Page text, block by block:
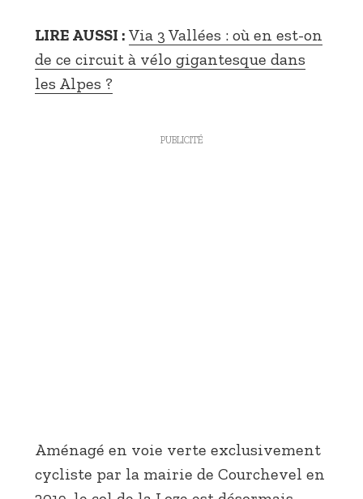
LIRE AUSSI : Via 3 Vallées : où en est-on
de ce circuit à vélo gigantesque dans
les Alpes ?
PUBLICITÉ
Aménagé en voie verte exclusivement
cycliste par la mairie de Courchevel en